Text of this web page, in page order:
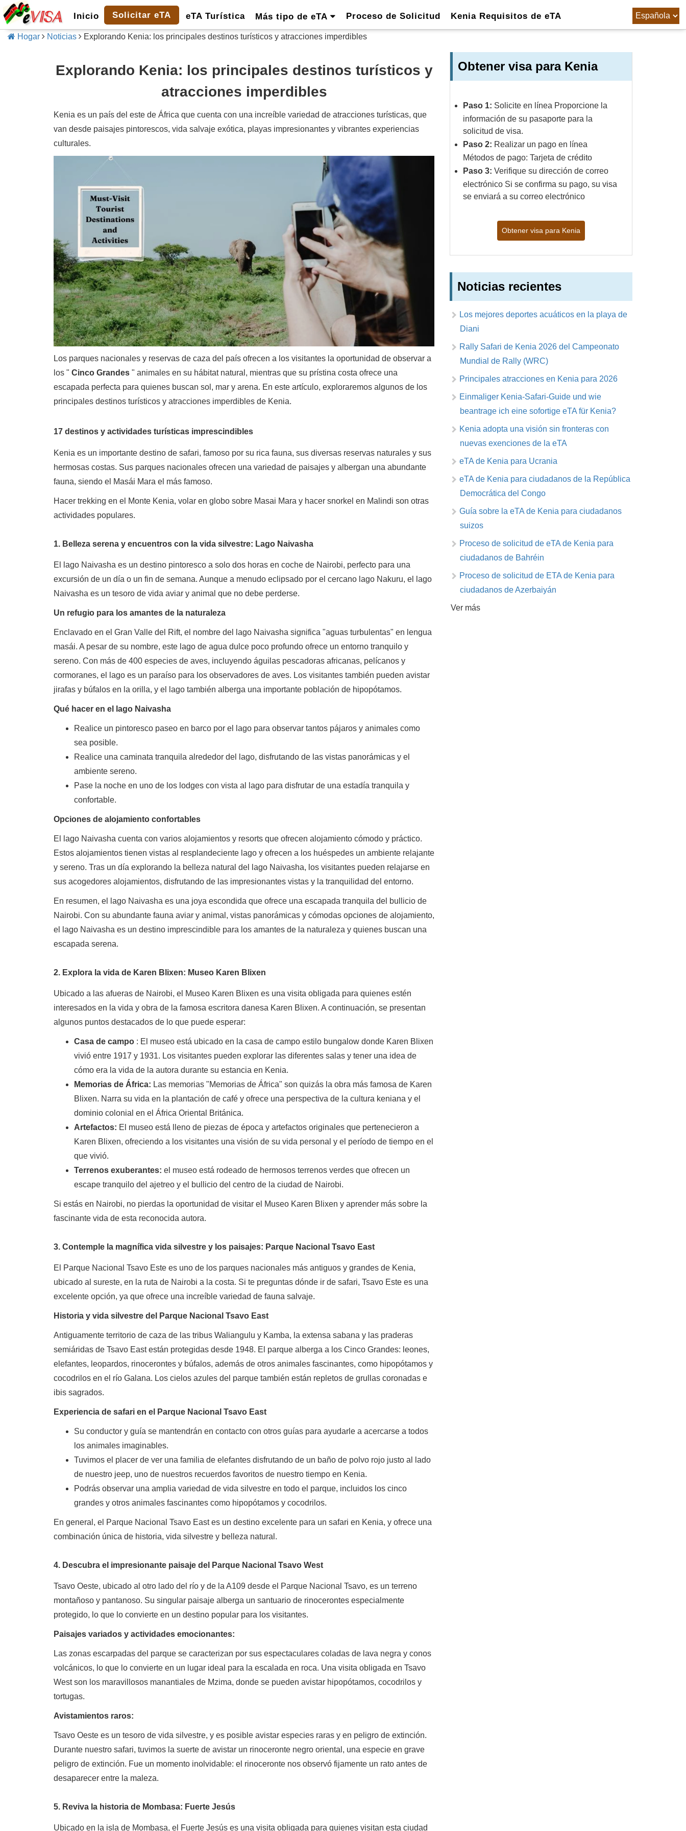
Inicio Solicitar eTA eTA Turística Más tipo de eTA Proceso de Solicitud Kenia Requisitos de eTA
Hogar Noticias Explorando Kenia: los principales destinos turísticos y atracciones imperdibles
Explorando Kenia: los principales destinos turísticos y
atracciones imperdibles
Kenia es un país del este de África que cuenta con una increíble variedad de atracciones turísticas, que
van desde paisajes pintorescos, vida salvaje exótica, playas impresionantes y vibrantes experiencias
culturales.
Los parques nacionales y reservas de caza del país ofrecen a los visitantes la oportunidad de observar a
los " Cinco Grandes " animales en su hábitat natural, mientras que su prístina costa ofrece una
escapada perfecta para quienes buscan sol, mar y arena. En este artículo, exploraremos algunos de los
principales destinos turísticos y atracciones imperdibles de Kenia.
17 destinos y actividades turísticas imprescindibles
Kenia es un importante destino de safari, famoso por su rica fauna, sus diversas reservas naturales y sus
hermosas costas. Sus parques nacionales ofrecen una variedad de paisajes y albergan una abundante
fauna, siendo el Masái Mara el más famoso.
Hacer trekking en el Monte Kenia, volar en globo sobre Masai Mara y hacer snorkel en Malindi son otras
actividades populares.
1. Belleza serena y encuentros con la vida silvestre: Lago Naivasha
El lago Naivasha es un destino pintoresco a solo dos horas en coche de Nairobi, perfecto para una
excursión de un día o un fin de semana. Aunque a menudo eclipsado por el cercano lago Nakuru, el lago
Naivasha es un tesoro de vida aviar y animal que no debe perderse.
Un refugio para los amantes de la naturaleza
Enclavado en el Gran Valle del Rift, el nombre del lago Naivasha significa "aguas turbulentas" en lengua
masái. A pesar de su nombre, este lago de agua dulce poco profundo ofrece un entorno tranquilo y
sereno. Con más de 400 especies de aves, incluyendo águilas pescadoras africanas, pelícanos y
cormoranes, el lago es un paraíso para los observadores de aves. Los visitantes también pueden avistar
jirafas y búfalos en la orilla, y el lago también alberga una importante población de hipopótamos.
Qué hacer en el lago Naivasha
Realice un pintoresco paseo en barco por el lago para observar tantos pájaros y animales como
sea posible.
Realice una caminata tranquila alrededor del lago, disfrutando de las vistas panorámicas y el
ambiente sereno.
Pase la noche en uno de los lodges con vista al lago para disfrutar de una estadía tranquila y
confortable.
Opciones de alojamiento confortables
El lago Naivasha cuenta con varios alojamientos y resorts que ofrecen alojamiento cómodo y práctico.
Estos alojamientos tienen vistas al resplandeciente lago y ofrecen a los huéspedes un ambiente relajante
y sereno. Tras un día explorando la belleza natural del lago Naivasha, los visitantes pueden relajarse en
sus acogedores alojamientos, disfrutando de las impresionantes vistas y la tranquilidad del entorno.
En resumen, el lago Naivasha es una joya escondida que ofrece una escapada tranquila del bullicio de
Nairobi. Con su abundante fauna aviar y animal, vistas panorámicas y cómodas opciones de alojamiento,
el lago Naivasha es un destino imprescindible para los amantes de la naturaleza y quienes buscan una
escapada serena.
2. Explora la vida de Karen Blixen: Museo Karen Blixen
Ubicado a las afueras de Nairobi, el Museo Karen Blixen es una visita obligada para quienes estén
interesados ​​en la vida y obra de la famosa escritora danesa Karen Blixen. A continuación, se presentan
algunos puntos destacados de lo que puede esperar:
Casa de campo : El museo está ubicado en la casa de campo estilo bungalow donde Karen Blixen
vivió entre 1917 y 1931. Los visitantes pueden explorar las diferentes salas y tener una idea de
cómo era la vida de la autora durante su estancia en Kenia.
Memorias de África: Las memorias "Memorias de África" ​​son quizás la obra más famosa de Karen
Blixen. Narra su vida en la plantación de café y ofrece una perspectiva de la cultura keniana y el
dominio colonial en el África Oriental Británica.
Artefactos: El museo está lleno de piezas de época y artefactos originales que pertenecieron a
Karen Blixen, ofreciendo a los visitantes una visión de su vida personal y el período de tiempo en el
que vivió.
Terrenos exuberantes: el museo está rodeado de hermosos terrenos verdes que ofrecen un
escape tranquilo del ajetreo y el bullicio del centro de la ciudad de Nairobi.
Si estás en Nairobi, no pierdas la oportunidad de visitar el Museo Karen Blixen y aprender más sobre la
fascinante vida de esta reconocida autora.
3. Contemple la magnífica vida silvestre y los paisajes: Parque Nacional Tsavo East
El Parque Nacional Tsavo Este es uno de los parques nacionales más antiguos y grandes de Kenia,
ubicado al sureste, en la ruta de Nairobi a la costa. Si te preguntas dónde ir de safari, Tsavo Este es una
excelente opción, ya que ofrece una increíble variedad de fauna salvaje.
Historia y vida silvestre del Parque Nacional Tsavo East
Antiguamente territorio de caza de las tribus Waliangulu y Kamba, la extensa sabana y las praderas
semiáridas de Tsavo East están protegidas desde 1948. El parque alberga a los Cinco Grandes: leones,
elefantes, leopardos, rinocerontes y búfalos, además de otros animales fascinantes, como hipopótamos y
cocodrilos en el río Galana. Los cielos azules del parque también están repletos de grullas coronadas e
ibis sagrados.
Experiencia de safari en el Parque Nacional Tsavo East
Su conductor y guía se mantendrán en contacto con otros guías para ayudarle a acercarse a todos
los animales imaginables.
Tuvimos el placer de ver una familia de elefantes disfrutando de un baño de polvo rojo justo al lado
de nuestro jeep, uno de nuestros recuerdos favoritos de nuestro tiempo en Kenia.
Podrás observar una amplia variedad de vida silvestre en todo el parque, incluidos los cinco
grandes y otros animales fascinantes como hipopótamos y cocodrilos.
En general, el Parque Nacional Tsavo East es un destino excelente para un safari en Kenia, y ofrece una
combinación única de historia, vida silvestre y belleza natural.
4. Descubra el impresionante paisaje del Parque Nacional Tsavo West
Tsavo Oeste, ubicado al otro lado del río y de la A109 desde el Parque Nacional Tsavo, es un terreno
montañoso y pantanoso. Su singular paisaje alberga un santuario de rinocerontes especialmente
protegido, lo que lo convierte en un destino popular para los visitantes.
Paisajes variados y actividades emocionantes:
Las zonas escarpadas del parque se caracterizan por sus espectaculares coladas de lava negra y conos
volcánicos, lo que lo convierte en un lugar ideal para la escalada en roca. Una visita obligada en Tsavo
West son los maravillosos manantiales de Mzima, donde se pueden avistar hipopótamos, cocodrilos y
tortugas.
Avistamientos raros:
Tsavo Oeste es un tesoro de vida silvestre, y es posible avistar especies raras y en peligro de extinción.
Durante nuestro safari, tuvimos la suerte de avistar un rinoceronte negro oriental, una especie en grave
peligro de extinción. Fue un momento inolvidable: el rinoceronte nos observó fijamente un rato antes de
desaparecer entre la maleza.
5. Reviva la historia de Mombasa: Fuerte Jesús
Ubicado en la isla de Mombasa, el Fuerte Jesús es una visita obligada para quienes visitan esta ciudad
Obtener visa para Kenia
Paso 1: Solicite en línea Proporcione la
información de su pasaporte para la
solicitud de visa.
Paso 2: Realizar un pago en línea
Métodos de pago: Tarjeta de crédito
Paso 3: Verifique su dirección de correo
electrónico Si se confirma su pago, su visa
se enviará a su correo electrónico
Obtener visa para Kenia
Noticias recientes
Los mejores deportes acuáticos en la playa de
Diani
Rally Safari de Kenia 2026 del Campeonato
Mundial de Rally (WRC)
Principales atracciones en Kenia para 2026
Einmaliger Kenia-Safari-Guide und wie
beantrage ich eine sofortige eTA für Kenia?
Kenia adopta una visión sin fronteras con
nuevas exenciones de la eTA
eTA de Kenia para Ucrania
eTA de Kenia para ciudadanos de la República
Democrática del Congo
Guía sobre la eTA de Kenia para ciudadanos
suizos
Proceso de solicitud de eTA de Kenia para
ciudadanos de Bahréin
Proceso de solicitud de ETA de Kenia para
ciudadanos de Azerbaiyán
Ver más